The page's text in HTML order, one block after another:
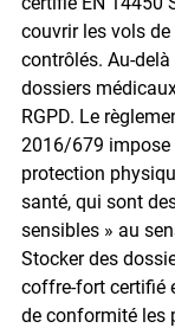
couvrir les vols
contrôlés. Au-
dossiers
RGPD. Le
2016/679 impose
protection
santé, qui sont
sensibles » au
Stocker des
coffre-fort certifié
de conformité les